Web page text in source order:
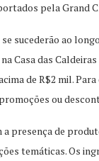
pela Grand
sucederão ao
Casa das
de R$2 mil.
ou
presença de
temáticas. Os